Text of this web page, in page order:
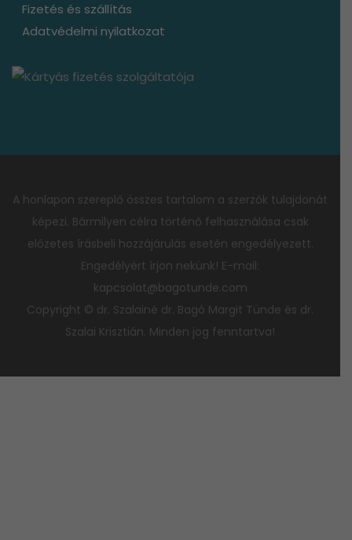
Fizetés és szállítás
Adatvédelmi nyilatkozat
A honlapon szereplő összes tartalom a szerzők tulajdonát
képezi. Bármilyen célra történő felhasználása csak
előzetes írásbeli hozzájárulás esetén engedélyezett.
Engedélyért írjon nekünk! E-mail:
kapcsolat@bagotunde.com
Copyright © dr. Szalainé dr. Bagó Margit Tünde és dr.
Szalai Krisztián. Minden jog fenntartva!